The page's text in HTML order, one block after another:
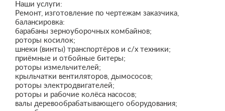
Наши услуги:
Ремонт, изготовление по чертежам заказчика,
балансировка:
барабаны зерноуборочных комбайнов;
роторы косилок;
шнеки (винты) транспортёров и с/х техники;
приёмные и отбойные битеры;
роторы измельчителей;
крыльчатки вентиляторов, дымососов;
роторы электродвигателей;
роторы и рабочие колёса насосов;
валы деревообрабатывающего оборудования;